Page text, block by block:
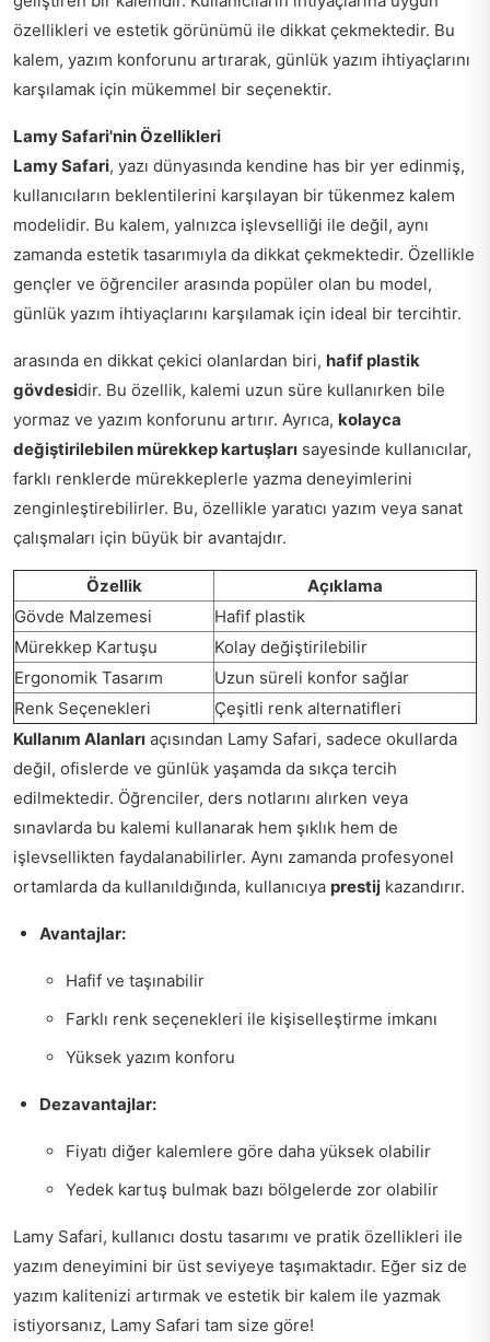
özellikleri ve estetik görünümü ile dikkat çekmektedir. Bu
kalem, yazım konforunu artırarak, günlük yazım ihtiyaçlarını
karşılamak için mükemmel bir seçenektir.
Lamy Safari'nin Özellikleri
Lamy Safari, yazı dünyasında kendine has bir yer edinmiş,
kullanıcıların beklentilerini karşılayan bir tükenmez kalem
modelidir. Bu kalem, yalnızca işlevselliği ile değil, aynı
zamanda estetik tasarımıyla da dikkat çekmektedir. Özellikle
gençler ve öğrenciler arasında popüler olan bu model,
günlük yazım ihtiyaçlarını karşılamak için ideal bir tercihtir.
arasında en dikkat çekici olanlardan biri, hafif plastik
gövdesidir. Bu özellik, kalemi uzun süre kullanırken bile
yormaz ve yazım konforunu artırır. Ayrıca, kolayca
değiştirilebilen mürekkep kartuşları sayesinde kullanıcılar,
farklı renklerde mürekkeplerle yazma deneyimlerini
zenginleştirebilirler. Bu, özellikle yaratıcı yazım veya sanat
çalışmaları için büyük bir avantajdır.
Özellik
Açıklama
Gövde Malzemesi
Hafif plastik
Mürekkep Kartuşu
Kolay değiştirilebilir
Ergonomik Tasarım
Uzun süreli konfor sağlar
Renk Seçenekleri
Çeşitli renk alternatifleri
Kullanım Alanları açısından Lamy Safari, sadece okullarda
değil, ofislerde ve günlük yaşamda da sıkça tercih
edilmektedir. Öğrenciler, ders notlarını alırken veya
sınavlarda bu kalemi kullanarak hem şıklık hem de
işlevsellikten faydalanabilirler. Aynı zamanda profesyonel
ortamlarda da kullanıldığında, kullanıcıya prestij kazandırır.
Avantajlar:
Hafif ve taşınabilir
Farklı renk seçenekleri ile kişiselleştirme imkanı
Yüksek yazım konforu
Dezavantajlar:
Fiyatı diğer kalemlere göre daha yüksek olabilir
Yedek kartuş bulmak bazı bölgelerde zor olabilir
Lamy Safari, kullanıcı dostu tasarımı ve pratik özellikleri ile
yazım deneyimini bir üst seviyeye taşımaktadır. Eğer siz de
yazım kalitenizi artırmak ve estetik bir kalem ile yazmak
istiyorsanız, Lamy Safari tam size göre!